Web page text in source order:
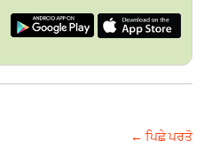
← ਪਿਛੇ ਪਰਤੋ